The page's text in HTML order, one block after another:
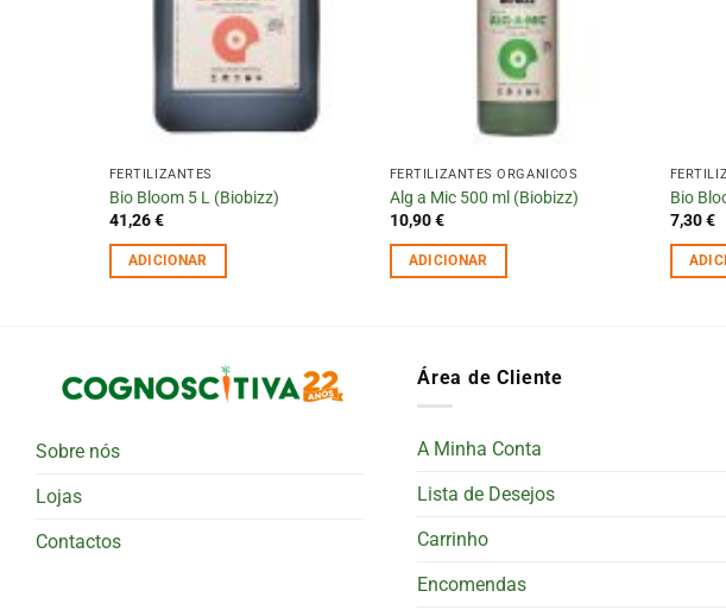
FERTILIZANTES
Bio Bloom 5 L (Biobizz)
41,26€
ADICIONAR
FERTILIZANTES ORGÂNICOS
Alg a Mic 500 ml (Biobizz)
10,90€
ADICIONAR
Bio
7,30€
Sobre nós
Lojas
Contactos
Área de Cliente
A Minha Conta
Lista de Desejos
Carrinho
Encomendas